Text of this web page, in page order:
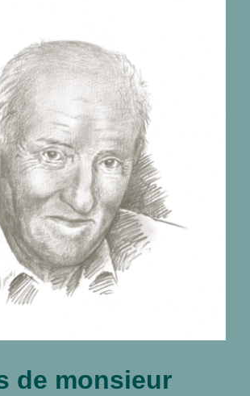
de monsieur
24.10.1925 –
02.07.2026
nécrologies
de monsieur